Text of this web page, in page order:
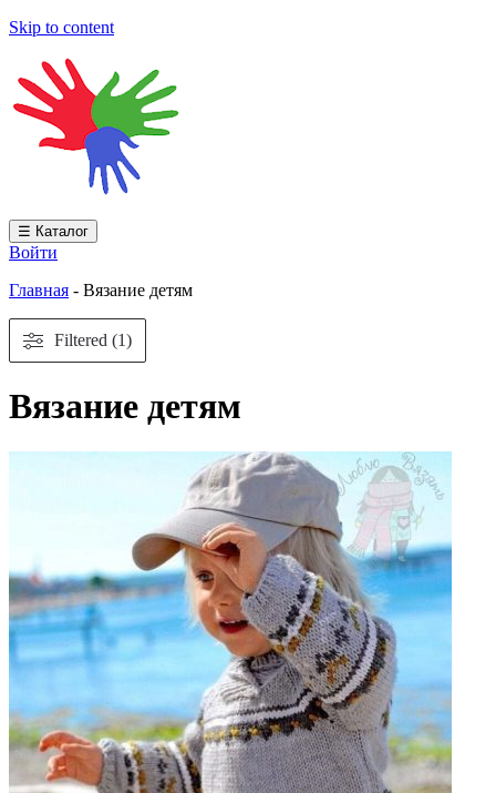
Skip to content
☰ Каталог
Войти
Главная - Вязание детям
Filtered (1)
Вязание детям